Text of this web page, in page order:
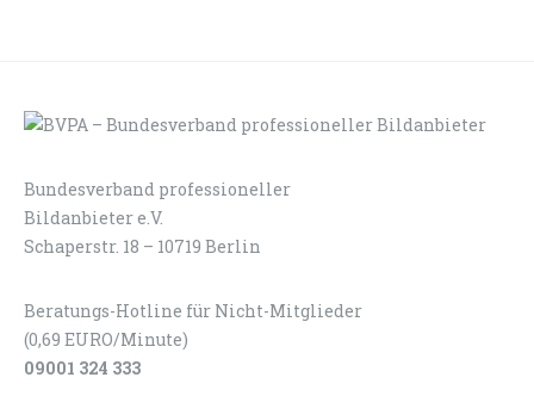
Bundesverband professioneller
Bildanbieter e.V.
Schaperstr. 18 – 10719 Berlin
Beratungs-Hotline für Nicht-Mitglieder
(0,69 EURO/Minute)
09001 324 333